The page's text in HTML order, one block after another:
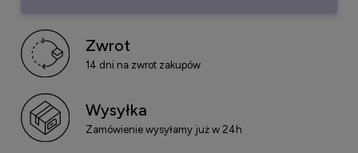
Zwrot
14 dni na zwrot zakupów
Wysyłka
Zamówienie wysyłamy już w 24h